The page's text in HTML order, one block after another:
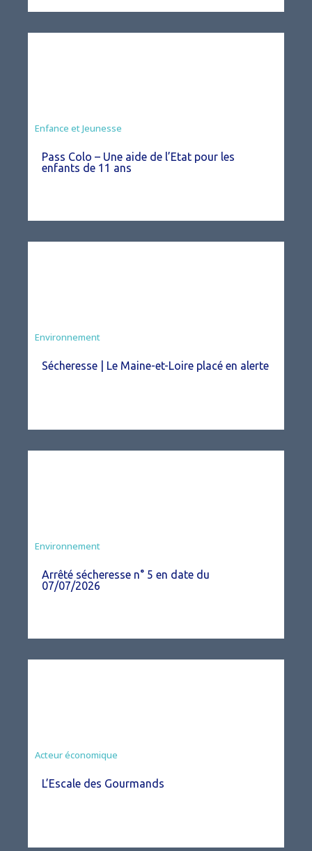
Animation
Enfance et Jeunesse
Pass Colo – Une aide de l’Etat pour les
enfants de 11 ans
Environnement
Sécheresse | Le Maine-et-Loire placé en alerte
Agriculture
Environnement
Arrêté sécheresse n° 5 en date du
07/07/2026
Acteur économique
L’Escale des Gourmands